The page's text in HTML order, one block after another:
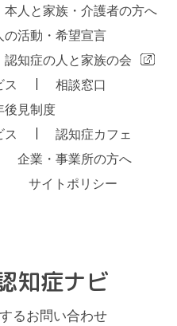
知症ナビ
るお問い合わせ
本人と家族・介護者の方へ
の活動・希望宣言
認知症の人と家族の会
相談窓口
後見制度
認知症カフェ
企業・事業所の方へ
サイトポリシー